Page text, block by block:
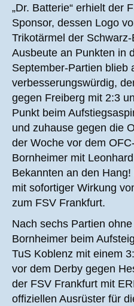
„Dr. Batterie“ erhielt der
Sponsor, dessen Logo
Trikotärmel der
Ausbeute an Punkten in
September-Partien blieb
verbesserungswürdig,
gegen Freiberg mit 2:3
Punkt beim
und zuhause gegen die
der Woche vor dem
Bornheimer mit
Bekannten an den
mit sofortiger Wirkung
zum FSV Frankfurt.
Nach sechs Partien
Bornheimer beim
TuS Koblenz mit einem
vor dem Derby gegen
der FSV Frankfurt mit
offiziellen Ausrüster für